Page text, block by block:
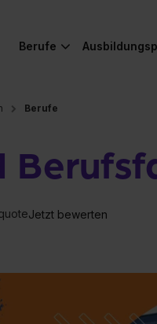
Berufe
Berufe
Jetzt bewerten